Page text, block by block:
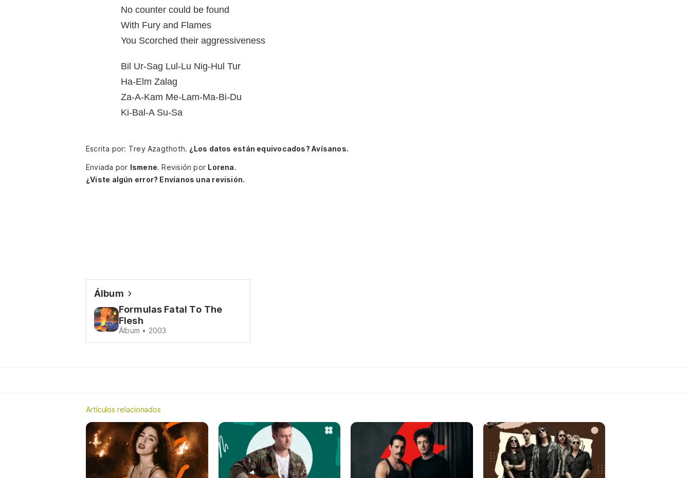
No counter could be found
With Fury and Flames
You Scorched their aggressiveness
Bil Ur-Sag Lul-Lu Nig-Hul Tur
Ha-Elm Zalag
Za-A-Kam Me-Lam-Ma-Bi-Du
Ki-Bal-A Su-Sa
Escrita por: Trey Azagthoth. ¿Los datos están equivocados? Avísanos.
Enviada por Ismene. Revisión por Lorena.
¿Viste algún error? Envíanos una revisión.
Álbum
Formulas Fatal To The
Flesh
Álbum • 2003
Artículos relacionados